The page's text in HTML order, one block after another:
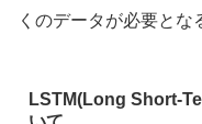
くのデータが必要とな
LSTM(Long Short-